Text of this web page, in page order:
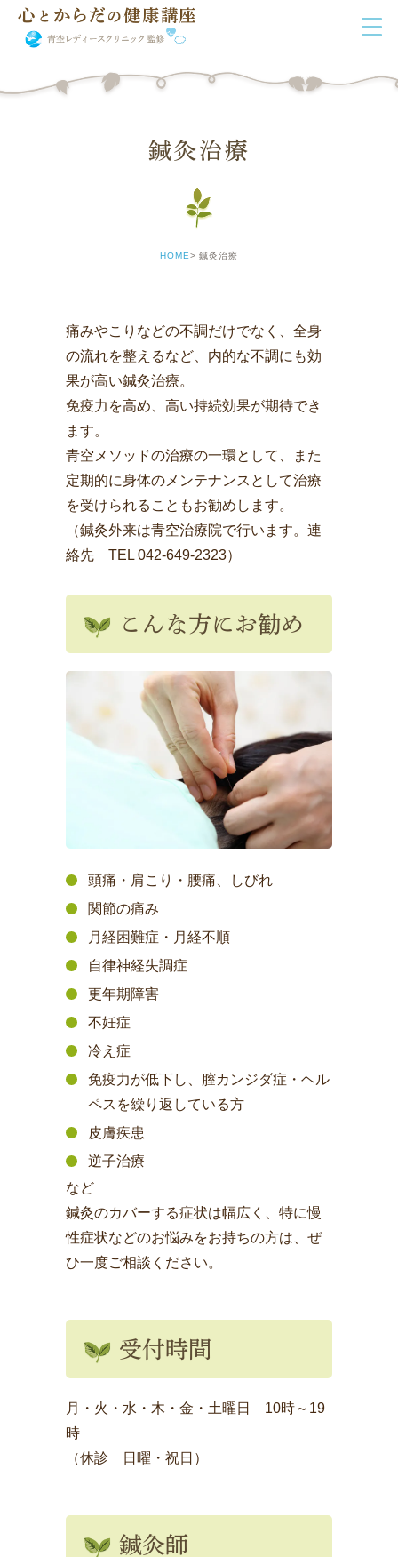
鍼灸治療
HOME 鍼灸治療
痛みやこりなどの不調だけでなく、全身
の流れを整えるなど、内的な不調にも効
果が高い鍼灸治療。
免疫力を高め、高い持続効果が期待でき
ます。
青空メソッドの治療の一環として、また
定期的に身体のメンテナンスとして治療
を受けられることもお勧めします。
（鍼灸外来は青空治療院で行います。連
絡先 TEL 042-649-2323）
こんな方にお勧め
頭痛・肩こり・腰痛、しびれ
関節の痛み
月経困難症・月経不順
自律神経失調症
更年期障害
不妊症
冷え症
免疫力が低下し、膣カンジダ症・ヘル
ペスを繰り返している方
皮膚疾患
逆子治療
など
鍼灸のカバーする症状は幅広く、特に慢
性症状などのお悩みをお持ちの方は、ぜ
ひ一度ご相談ください。
受付時間
月・火・水・木・金・土曜日 10時～19
時
（休診 日曜・祝日）
鍼灸師